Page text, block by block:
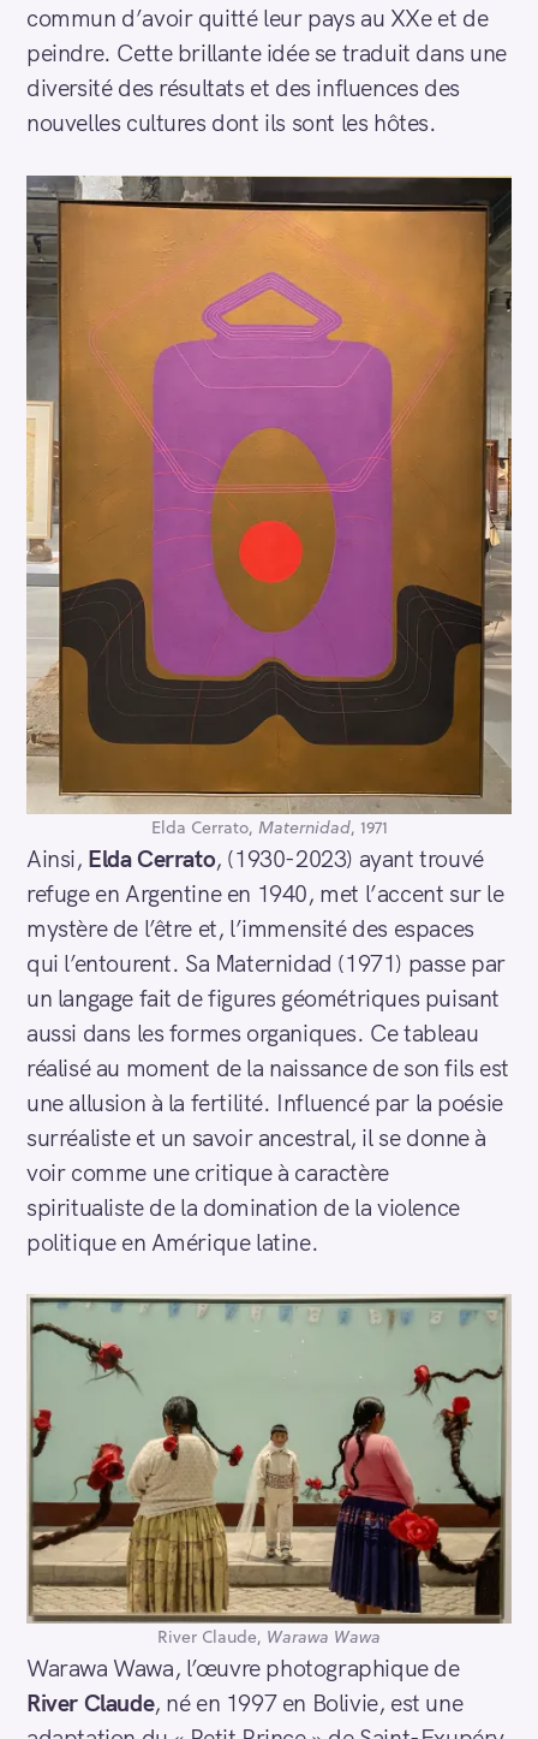
commun d’avoir quitté leur pays au XXe et de
peindre. Cette brillante idée se traduit dans une
diversité des résultats et des influences des
nouvelles cultures dont ils sont les hôtes.
Elda Cerrato, Maternidad, 1971
Ainsi, Elda Cerrato, (1930-2023) ayant trouvé
refuge en Argentine en 1940, met l’accent sur le
mystère de l’être et, l’immensité des espaces
qui l’entourent. Sa Maternidad (1971) passe par
un langage fait de figures géométriques puisant
aussi dans les formes organiques. Ce tableau
réalisé au moment de la naissance de son fils est
une allusion à la fertilité. Influencé par la poésie
surréaliste et un savoir ancestral, il se donne à
voir comme une critique à caractère
spiritualiste de la domination de la violence
politique en Amérique latine.
River Claude, Warawa Wawa
Warawa Wawa, l’œuvre photographique de
River Claude, né en 1997 en Bolivie, est une